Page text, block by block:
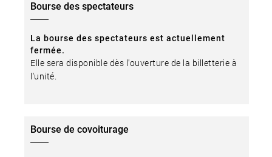
Bourse des spectateurs
La bourse des spectateurs est actuellement
fermée.
Elle sera disponible dès l'ouverture de la billetterie à
l'unité.
Bourse de covoiturage